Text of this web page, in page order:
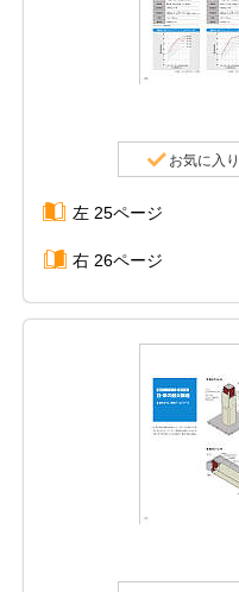
お気に入り
左 25ページ
右 26ページ